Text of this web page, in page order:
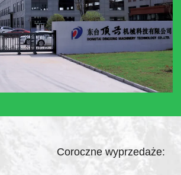
Coroczne wyprzedaże: